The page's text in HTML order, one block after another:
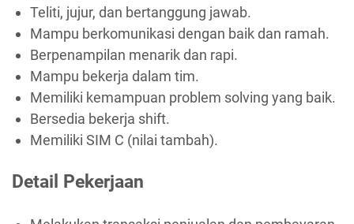
Teliti, jujur, dan bertanggung jawab.
Mampu berkomunikasi dengan baik dan ramah.
Berpenampilan menarik dan rapi.
Mampu bekerja dalam tim.
Memiliki kemampuan problem solving yang baik.
Bersedia bekerja shift.
Memiliki SIM C (nilai tambah).
Detail Pekerjaan